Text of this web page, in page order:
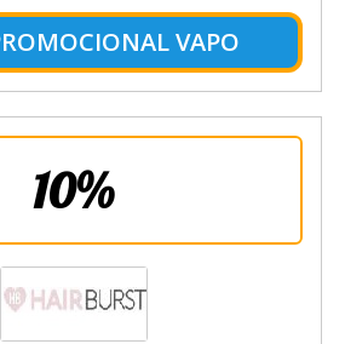
VAPO
10%